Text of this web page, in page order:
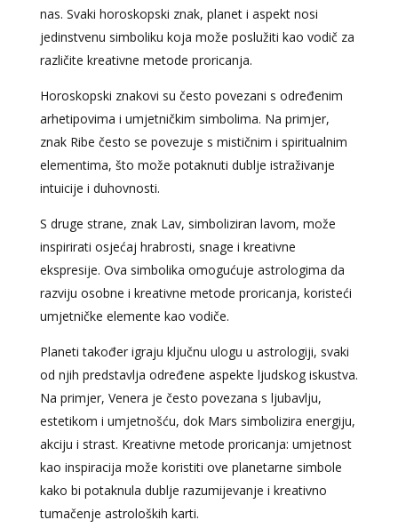
nas. Svaki horoskopski znak, planet i aspekt nosi
jedinstvenu simboliku koja može poslužiti kao vodič za
različite kreativne metode proricanja.
Horoskopski znakovi su često povezani s određenim
arhetipovima i umjetničkim simbolima. Na primjer,
znak Ribe često se povezuje s mističnim i spiritualnim
elementima, što može potaknuti dublje istraživanje
intuicije i duhovnosti.
S druge strane, znak Lav, simboliziran lavom, može
inspirirati osjećaj hrabrosti, snage i kreativne
ekspresije. Ova simbolika omogućuje astrologima da
razviju osobne i kreativne metode proricanja, koristeći
umjetničke elemente kao vodiče.
Planeti također igraju ključnu ulogu u astrologiji, svaki
od njih predstavlja određene aspekte ljudskog iskustva.
Na primjer, Venera je često povezana s ljubavlju,
estetikom i umjetnošću, dok Mars simbolizira energiju,
akciju i strast. Kreativne metode proricanja: umjetnost
kao inspiracija može koristiti ove planetarne simbole
kako bi potaknula dublje razumijevanje i kreativno
tumačenje astroloških karti.